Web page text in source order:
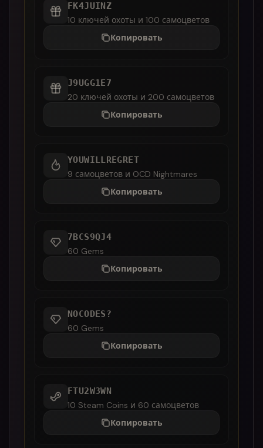
FK4JUINZ
10 ключей охоты и 100 самоцветов
Копировать
J9UGG1E7
20 ключей охоты и 200 самоцветов
Копировать
YOUWILLREGRET
9 самоцветов и OCD Nightmares
Копировать
7BCS9QJ4
60 Gems
Копировать
NOCODES?
60 Gems
Копировать
FTU2W3WN
10 Steam Coins и 60 самоцветов
Копировать